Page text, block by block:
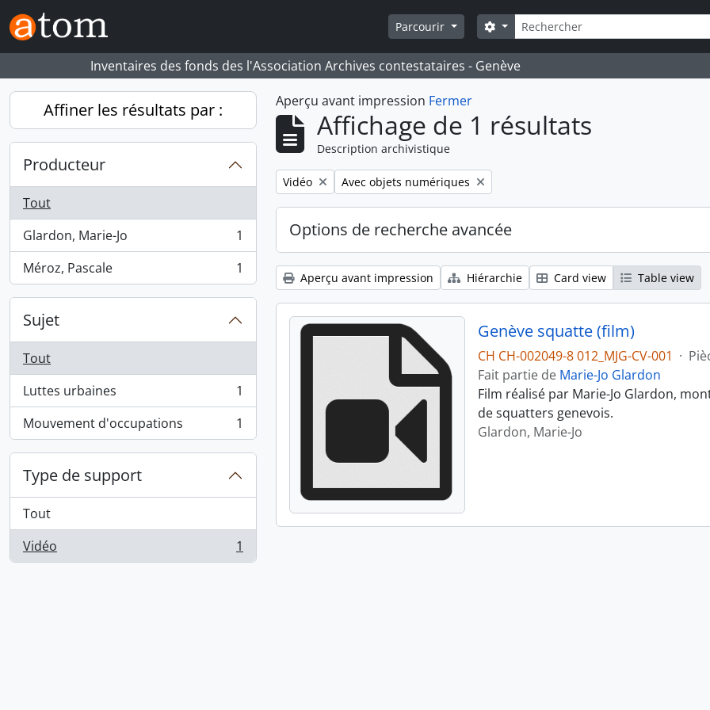
Skip to main content
Parcourir
Rechercher
Search options
Inventaires des fonds des l'Association Archives contestataires - Genève
Affiner les résultats par :
Producteur
Tout
Glardon, Marie-Jo
, 1 résultats
1
Méroz, Pascale
, 1 résultats 1
Sujet
Tout
Luttes urbaines
, 1 résultats
1
Mouvement d'occupations
, 1 résultats 1
Type de support
Tout
Vidéo
, 1 résultats 1
Aperçu avant impression Fermer
Affichage de 1 résultats
Description archivistique
Remove filter:
Vidéo Remove filter:
Avec objets numériques
Options de recherche avancée
Aperçu avant impression Hiérarchie Card view Table view
Genève squatte (film)
CH CH-002049-8 012_MJG-CV-001 ·
Fait partie de Marie-Jo Glardon
Film réalisé par Marie-Jo Glardon,
de squatters genevois.
Glardon, Marie-Jo